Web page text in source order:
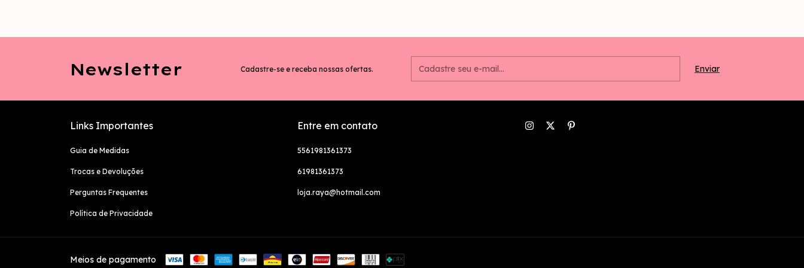
Newsletter Cadastre-se e receba nossas ofertas.
Links Importantes
Guia de Medidas
Trocas e Devoluções
Perguntas Frequentes
Política de Privacidade
Entre em contato
5561981361373
61981361373
loja.raya@hotmail.com
Meios de pagamento